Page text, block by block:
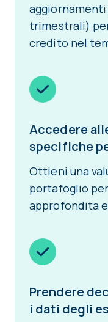
trimestrali)
credito nel
Accedere
specifiche
Ottieni una
portafoglio
approfondita
Prendere
i dati degli